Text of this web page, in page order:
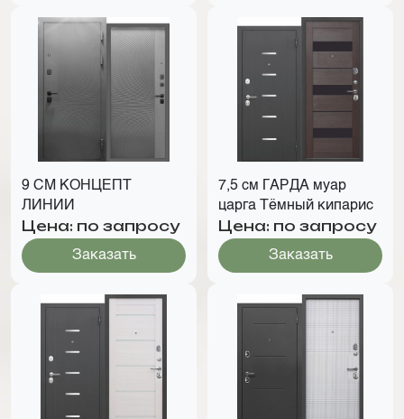
9 СМ КОНЦЕПТ
ЛИНИИ
Цена: по запросу
Заказать
7,5 см ГАРДА муар
царга Тёмный кипарис
Цена: по запросу
Заказать